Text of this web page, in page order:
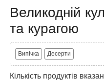
Великодній
та курагою
Випічка Десерти
Кількість продуктів